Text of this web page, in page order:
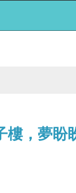
樓，夢盼